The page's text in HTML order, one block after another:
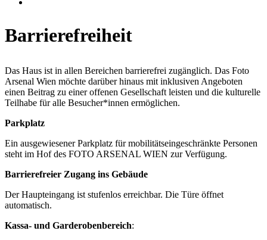
Barrierefreiheit
Das Haus ist in allen Bereichen barrierefrei zugänglich. Das Foto
Arsenal Wien möchte darüber hinaus mit inklusiven Angeboten
einen Beitrag zu einer offenen Gesellschaft leisten und die kulturelle
Teilhabe für alle Besucher*innen ermöglichen.
Parkplatz
Ein ausgewiesener Parkplatz für mobilitätseingeschränkte Personen
steht im Hof des FOTO ARSENAL WIEN zur Verfügung.
Barrierefreier Zugang ins Gebäude
Der Haupteingang ist stufenlos erreichbar. Die Türe öffnet
automatisch.
Kassa- und Garderobenbereich: